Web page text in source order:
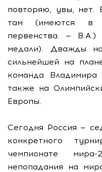
повторяю, увы, нет.
там (имеются в
первенства. — В.А.)
медали). Дважды
сильнейшей на
команда
также на
Европы.
Сегодня Россия —
конкретного
чемпионате
непопадания на